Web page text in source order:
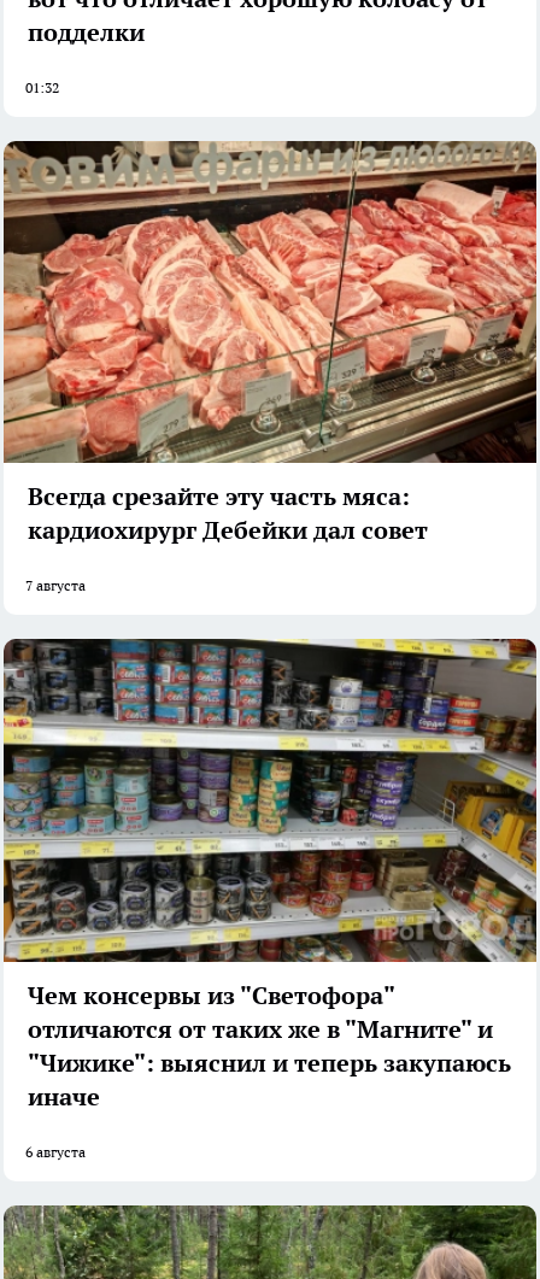
подделки
01:32
Всегда срезайте эту часть мяса:
кардиохирург Дебейки дал совет
7 августа
Чем консервы из "Светофора"
отличаются от таких же в "Магните" и
"Чижике": выяснил и теперь закупаюсь
иначе
6 августа